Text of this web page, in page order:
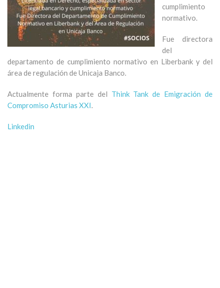
cumplimiento
normativo.
Fue directora
del
departamento de cumplimiento normativo en Liberbank y del
área de regulación de Unicaja Banco.
Actualmente forma parte del Think Tank de Emigración de
Compromiso Asturias XXI.
Linkedin